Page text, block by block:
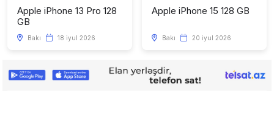
Apple iPhone 13 Pro 128
GB
Bakı 18 iyul 2026
Apple iPhone 15 128 GB
Bakı 20 iyul 2026